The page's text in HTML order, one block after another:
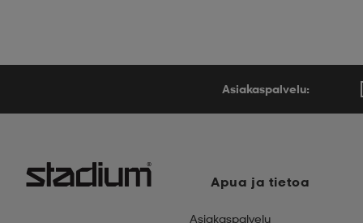
Asiakaspalvelu:
Apua ja tietoa
Asiakaspalvelu